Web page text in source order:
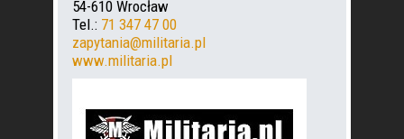
54-610 Wrocław
Tel.: 71 347 47 00
zapytania@militaria.pl
www.militaria.pl